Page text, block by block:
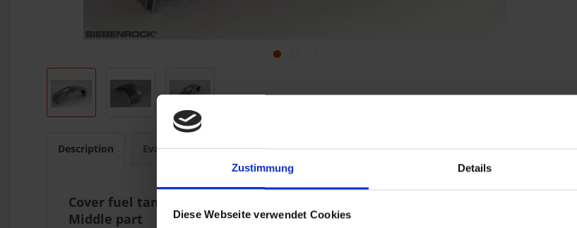
Zustimmung Details
Diese Webseite verwendet Cookies
Description Evaluations 0
Cover fuel tank
Middle part